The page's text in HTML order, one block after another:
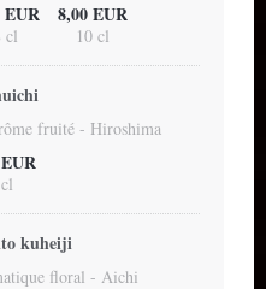
EUR
cl
8,00 EUR
10 cl
fruité - Hiroshima
kuheiji
floral - Aichi